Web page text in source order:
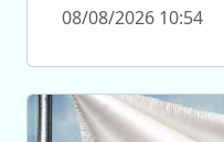
08/08/2026 10:54